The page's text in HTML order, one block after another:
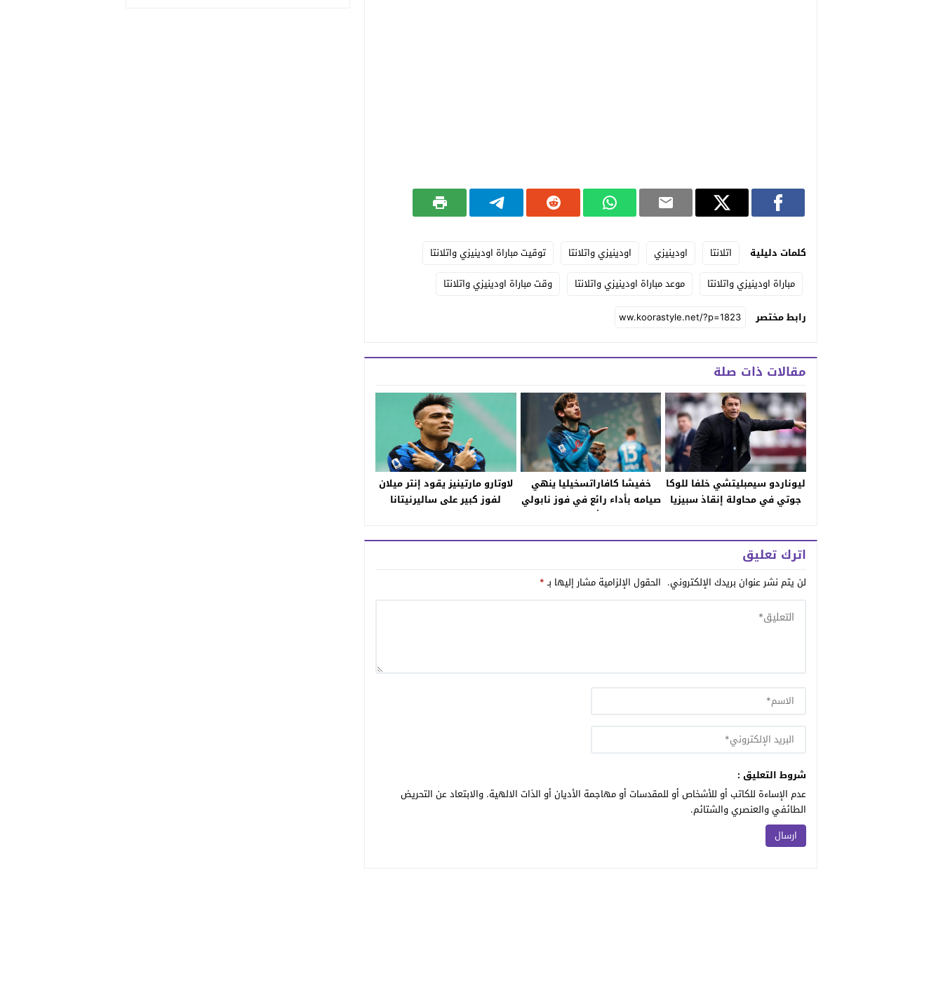
كلمات دليلية اتلانتا اودينيزي اودينيزي واتلانتا
توقيت مباراة اودينيزي واتلانتا
مباراة اودينيزي واتلانتا
موعد مباراة اودينيزي واتلانتا
وقت مباراة اودينيزي واتلانتا
رابط مختصر
مقالات ذات صلة
ليوناردو سيمبليتشي خلفا للوكا
جوتي في محاولة إنقاذ سبيزيا
خفيشا كافاراتسخيليا ينهي
صيامه بأداء رائع في فوز نابولي
على أودينيزي
لاوتارو مارتينيز يقود إنتر ميلان
لفوز كبير على ساليرنيتانا
اترك تعليق
لن يتم نشر عنوان بريدك الإلكتروني. الحقول الإلزامية مشار إليها بـ*
شروط التعليق :
عدم الإساءة للكاتب أو للأشخاص أو للمقدسات أو مهاجمة الأديان أو الذات الالهية. والابتعاد عن التحريض
الطائفي والعنصري والشتائم.